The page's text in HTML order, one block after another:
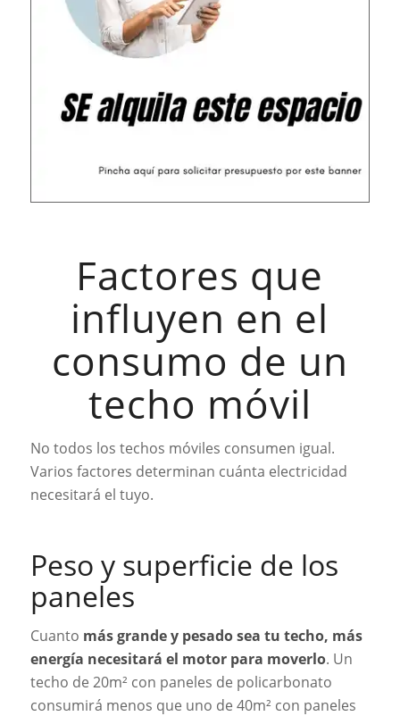
Factores que
influyen en el
consumo de un
techo móvil
No todos los techos móviles consumen igual.
Varios factores determinan cuánta electricidad
necesitará el tuyo.
Peso y superficie de los
paneles
Cuanto más grande y pesado sea tu techo, más
energía necesitará el motor para moverlo. Un
techo de 20m² con paneles de policarbonato
consumirá menos que uno de 40m² con paneles